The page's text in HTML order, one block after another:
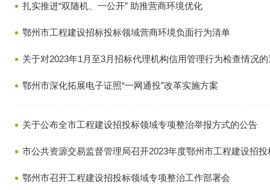
扎实推进“双随机、一公开” 助推营商环境优化
鄂州市工程建设招标投标领域营商环境负面行为清单
关于对2023年1月至3月招标代理机构信用管理行为检查情况
鄂州市深化拓展电子证照“一网通投”改革实施方案
关于公布全市工程建设招投标领域专项整治举报方式的公告
市公共资源交易监督管理局召开2023年度鄂州市工程建设招
鄂州市召开工程建设招投标领域专项整治工作部署会